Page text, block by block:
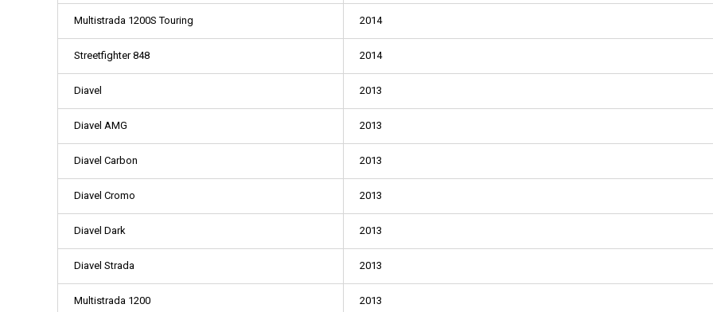
Multistrada 1200S Touring 2014
Streetfighter 848 2014
Diavel 2013
Diavel AMG 2013
Diavel Carbon 2013
Diavel Cromo 2013
Diavel Dark 2013
Diavel Strada 2013
Multistrada 1200 2013